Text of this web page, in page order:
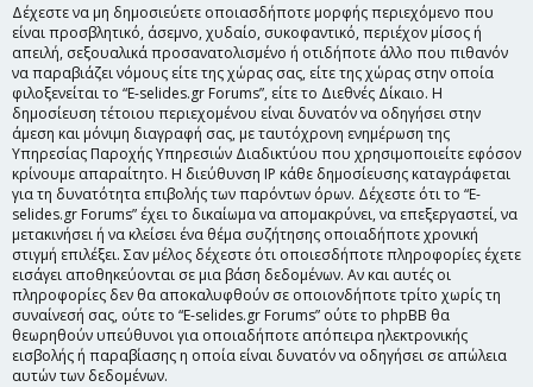
Δέχεστε να μη δημοσιεύετε οποιασδήποτε μορφής περιεχόμενο που
είναι προσβλητικό, άσεμνο, χυδαίο, συκοφαντικό, περιέχον μίσος ή
απειλή, σεξουαλικά προσανατολισμένο ή οτιδήποτε άλλο που πιθανόν
να παραβιάζει νόμους είτε της χώρας σας, είτε της χώρας στην οποία
φιλοξενείται το “E-selides.gr Forums”, είτε το Διεθνές Δίκαιο. Η
δημοσίευση τέτοιου περιεχομένου είναι δυνατόν να οδηγήσει στην
άμεση και μόνιμη διαγραφή σας, με ταυτόχρονη ενημέρωση της
Υπηρεσίας Παροχής Υπηρεσιών Διαδικτύου που χρησιμοποιείτε εφόσον
κρίνουμε απαραίτητο. Η διεύθυνση IP κάθε δημοσίευσης καταγράφεται
για τη δυνατότητα επιβολής των παρόντων όρων. Δέχεστε ότι το “E-
selides.gr Forums” έχει το δικαίωμα να απομακρύνει, να επεξεργαστεί, να
μετακινήσει ή να κλείσει ένα θέμα συζήτησης οποιαδήποτε χρονική
στιγμή επιλέξει. Σαν μέλος δέχεστε ότι οποιεσδήποτε πληροφορίες έχετε
εισάγει αποθηκεύονται σε μια βάση δεδομένων. Αν και αυτές οι
πληροφορίες δεν θα αποκαλυφθούν σε οποιονδήποτε τρίτο χωρίς τη
συναίνεσή σας, ούτε το “E-selides.gr Forums” ούτε το phpBB θα
θεωρηθούν υπεύθυνοι για οποιαδήποτε απόπειρα ηλεκτρονικής
εισβολής ή παραβίασης η οποία είναι δυνατόν να οδηγήσει σε απώλεια
αυτών των δεδομένων.